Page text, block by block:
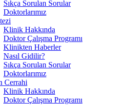
Sıkça Sorulan Sorular
Doktorlarımız
Klinik Hakkında
Doktor Çalışma Programı
Klinikten Haberler
Nasıl Gidilir?
Sıkça Sorulan Sorular
Doktorlarımız
Cerrahi
Klinik Hakkında
Doktor Çalışma Programı